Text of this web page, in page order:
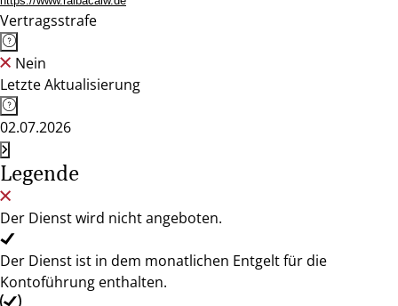
Vertragsstrafe
Nein
Letzte Aktualisierung
02.07.2026
Legende
Der Dienst wird nicht angeboten.
Der Dienst ist in dem monatlichen Entgelt für die
Kontoführung enthalten.